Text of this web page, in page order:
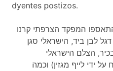
dyentes postizos.
בהיר אחד של יולי 1956 התאספו המפקד הצרפתי קרנו
לבן ביד, הישראלי סגן
הצלם הישראלי
ידי לייף מגזין) וכמה